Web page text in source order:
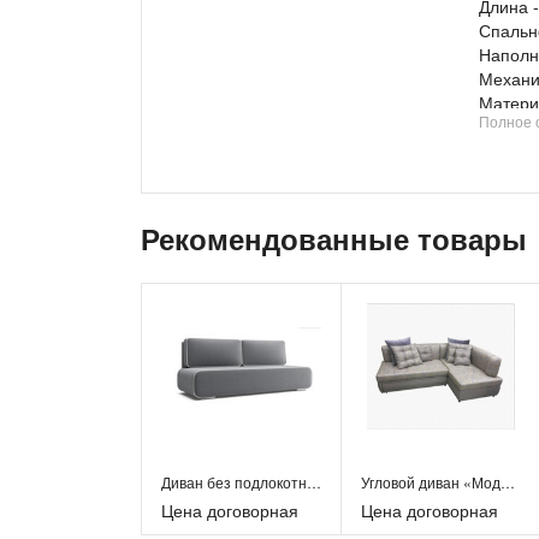
Длина
Ткань:
ППУ -
Санкт-
каждом
Полное
Рекомендованные товары
Диван без подлокотников
Цена договорная
Угловой диван «Модель 75»
Цена договорная